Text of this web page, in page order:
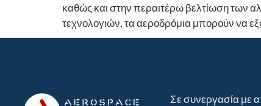
καθώς και στην περαιτέρω βελτίωση των
τεχνολογιών, τα αεροδρόμια μπορούν να
Σε συνεργασία με